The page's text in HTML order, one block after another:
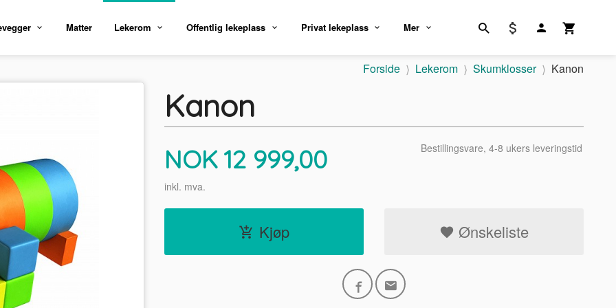
Matter Lekerom Offentlig lekeplass Privat lekeplass Mer
Forside Lekerom Skumklosser Kanon
Kanon
Pris
NOK 12 999,00
inkl. mva.
Bestillingsvare, 4-8 ukers leveringstid
Kjøp Ønskeliste